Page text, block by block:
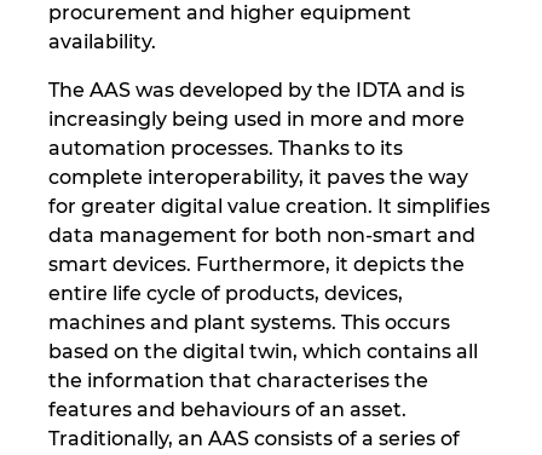
procurement and higher equipment
availability.
The AAS was developed by the IDTA and is
increasingly being used in more and more
automation processes. Thanks to its
complete interoperability, it paves the way
for greater digital value creation. It simplifies
data management for both non-smart and
smart devices. Furthermore, it depicts the
entire life cycle of products, devices,
machines and plant systems. This occurs
based on the digital twin, which contains all
the information that characterises the
features and behaviours of an asset.
Traditionally, an AAS consists of a series of